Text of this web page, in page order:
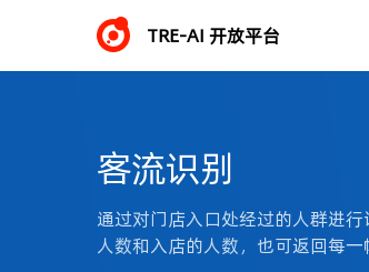
TRE-AI 开放平台
客流识别
通过对门店入口处经过的人群进
人数和入店的人数，也可返回每一